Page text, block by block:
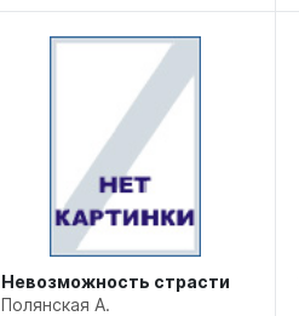
Невозможность страсти
Полянская А.